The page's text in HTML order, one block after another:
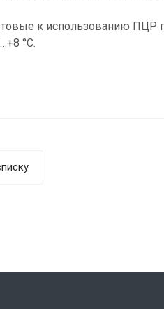
к использованию ПЦР
°С.